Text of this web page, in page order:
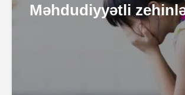
Məhdudiyyətli